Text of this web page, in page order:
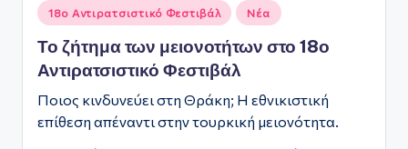
Αναρτήθηκε
σε
18ο Αντιρατσιστικό Φεστιβάλ Νέα
Το ζήτημα των μειονοτήτων στο 18ο
Αντιρατσιστικό Φεστιβάλ
Ποιος κινδυνεύει στη Θράκη; Η εθνικιστική
επίθεση απέναντι στην τουρκική μειονότητα.